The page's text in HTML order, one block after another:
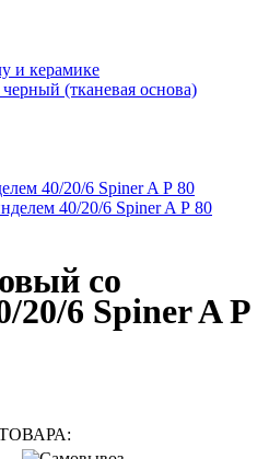
и керамике
(тканевая основа)
40/20/6 Spiner A Р 80
со
20/6 Spiner A Р